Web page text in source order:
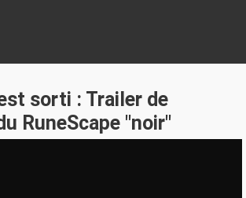
sorti : Trailer de
RuneScape "noir"